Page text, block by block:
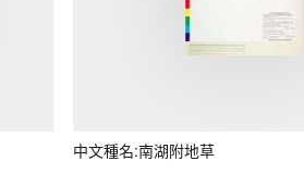
中文種名:南湖附地草